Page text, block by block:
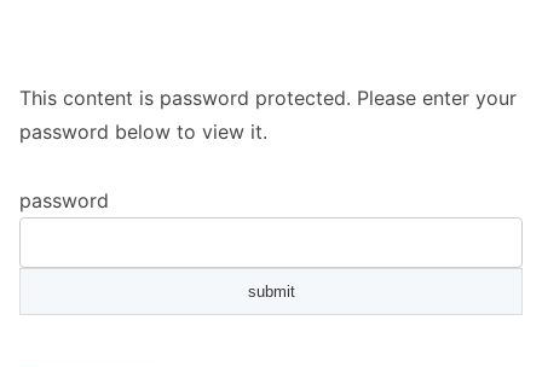
This content is password protected. Please enter your
password below to view it.
password